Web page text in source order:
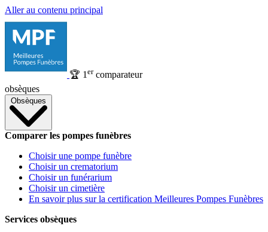
Aller au contenu principal
🏆 1 ercomparateur
obsèques
Obsèques
Comparer les pompes funèbres
Choisir une pompe funèbre
Choisir un crematorium
Choisir un funérarium
Choisir un cimetière
En savoir plus sur la certification Meilleures Pompes Funèbres
Services obsèques